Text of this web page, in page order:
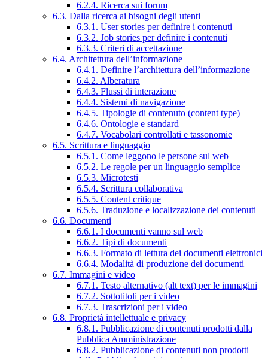
6.2.4. Ricerca sui forum
6.3. Dalla ricerca ai bisogni degli utenti
6.3.1. User stories per definire i contenuti
6.3.2. Job stories per definire i contenuti
6.3.3. Criteri di accettazione
6.4. Architettura dell’informazione
6.4.1. Definire l’architettura dell’informazione
6.4.2. Alberatura
6.4.3. Flussi di interazione
6.4.4. Sistemi di navigazione
6.4.5. Tipologie di contenuto (content type)
6.4.6. Ontologie e standard
6.4.7. Vocabolari controllati e tassonomie
6.5. Scrittura e linguaggio
6.5.1. Come leggono le persone sul web
6.5.2. Le regole per un linguaggio semplice
6.5.3. Microtesti
6.5.4. Scrittura collaborativa
6.5.5. Content critique
6.5.6. Traduzione e localizzazione dei contenuti
6.6. Documenti
6.6.1. I documenti vanno sul web
6.6.2. Tipi di documenti
6.6.3. Formato di lettura dei documenti elettronici
6.6.4. Modalità di produzione dei documenti
6.7. Immagini e video
6.7.1. Testo alternativo (alt text) per le immagini
6.7.2. Sottotitoli per i video
6.7.3. Trascrizioni per i video
6.8. Proprietà intellettuale e privacy
6.8.1. Pubblicazione di contenuti prodotti dalla
Pubblica Amministrazione
6.8.2. Pubblicazione di contenuti non prodotti